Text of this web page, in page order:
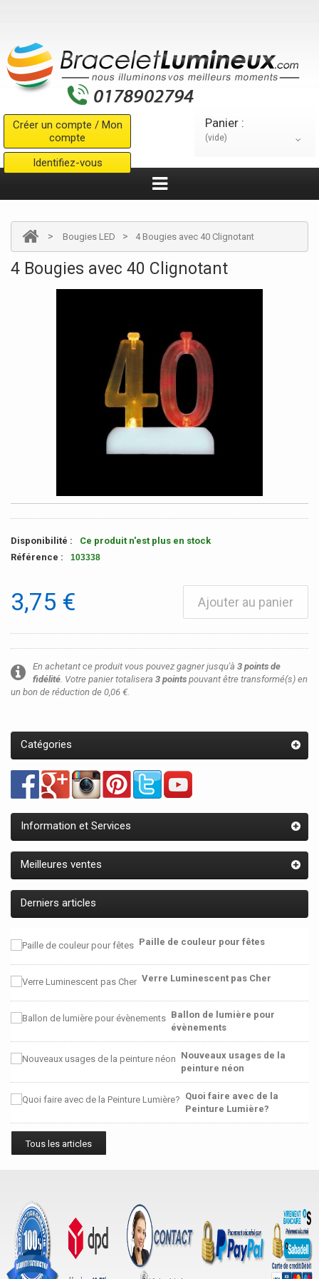
Créer un compte / Mon
compte
Identifiez-vous
Panier :
(vide)
> Bougies LED > 4 Bougies avec 40 Clignotant
4 Bougies avec 40 Clignotant
Disponibilité :
Ce produit n'est plus en stock
Référence :
103338
3,75 € Ajouter au panier
En achetant ce produit vous pouvez gagner jusqu'à 3 points de
fidélité. Votre panier totalisera 3 points pouvant être transformé(s) en
un bon de réduction de 0,06 €.
Catégories
Information et Services
Meilleures ventes
Derniers articles
Paille de couleur pour fêtes
Verre Luminescent pas Cher
Ballon de lumière pour
évènements
Nouveaux usages de la
peinture néon
Quoi faire avec de la
Peinture Lumière?
Tous les articles